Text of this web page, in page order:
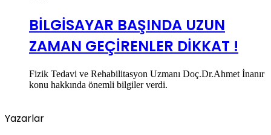
BİLGİSAYAR BAŞINDA UZUN
ZAMAN GEÇİRENLER DİKKAT !
Fizik Tedavi ve Rehabilitasyon Uzmanı Doç.Dr.Ahmet İnanır
konu hakkında önemli bilgiler verdi.
Yazarlar